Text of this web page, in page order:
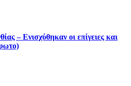
– Ενισχύθηκαν οι επίγειες και